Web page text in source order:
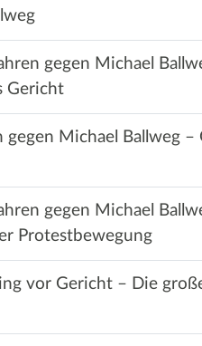
gegen Michael
Gericht
gegen Michael Ballweg
gegen Michael
Protestbewegung
vor Gericht – Die